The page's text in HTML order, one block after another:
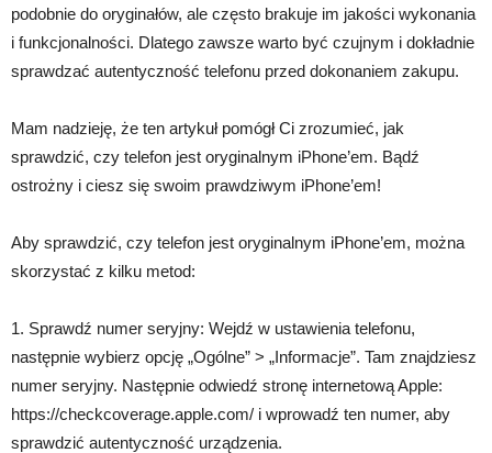
podobnie do oryginałów, ale często brakuje im jakości wykonania
i funkcjonalności. Dlatego zawsze warto być czujnym i dokładnie
sprawdzać autentyczność telefonu przed dokonaniem zakupu.
Mam nadzieję, że ten artykuł pomógł Ci zrozumieć, jak
sprawdzić, czy telefon jest oryginalnym iPhone’em. Bądź
ostrożny i ciesz się swoim prawdziwym iPhone’em!
Aby sprawdzić, czy telefon jest oryginalnym iPhone’em, można
skorzystać z kilku metod:
1. Sprawdź numer seryjny: Wejdź w ustawienia telefonu,
następnie wybierz opcję „Ogólne” > „Informacje”. Tam znajdziesz
numer seryjny. Następnie odwiedź stronę internetową Apple:
https://checkcoverage.apple.com/ i wprowadź ten numer, aby
sprawdzić autentyczność urządzenia.